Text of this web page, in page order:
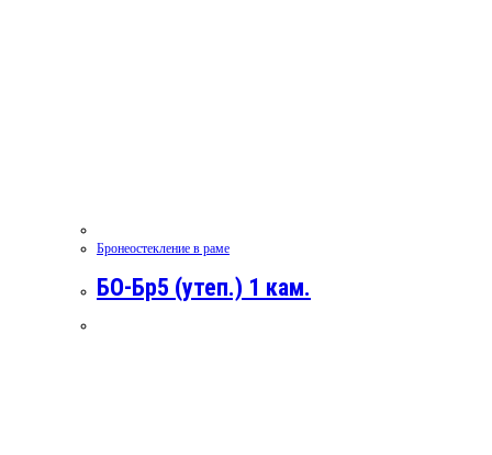
Бронеостекление в раме
БО-Бр5 (утеп.) 1 кам.